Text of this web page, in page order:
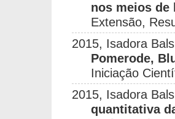
nos meios de
Extensão,
2015, Isadora
Pomerode,
Iniciação
2015, Isadora
quantitativa